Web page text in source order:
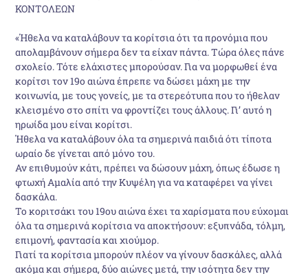
ΚΟΝΤΟΛΕΩΝ
«Ήθελα να καταλάβουν τα κορίτσια ότι τα προνόμια που
απολαμβάνουν σήμερα δεν τα είχαν πάντα. Τώρα όλες πάνε
σχολείο. Τότε ελάχιστες μπορούσαν. Για να μορφωθεί ένα
κορίτσι τον 19ο αιώνα έπρεπε να δώσει μάχη με την
κοινωνία, με τους γονείς, με τα στερεότυπα που το ήθελαν
κλεισμένο στο σπίτι να φροντίζει τους άλλους. Γι’ αυτό η
ηρωίδα μου είναι κορίτσι.
Ήθελα να καταλάβουν όλα τα σημερινά παιδιά ότι τίποτα
ωραίο δε γίνεται από μόνο του.
Αν επιθυμούν κάτι, πρέπει να δώσουν μάχη, όπως έδωσε η
φτωχή Αμαλία από την Κυψέλη για να καταφέρει να γίνει
δασκάλα.
Το κοριτσάκι του 19ου αιώνα έχει τα χαρίσματα που εύχομαι
όλα τα σημερινά κορίτσια να αποκτήσουν: εξυπνάδα, τόλμη,
επιμονή, φαντασία και χιούμορ.
Γιατί τα κορίτσια μπορούν πλέον να γίνουν δασκάλες, αλλά
ακόμα και σήμερα, δύο αιώνες μετά, την ισότητα δεν την